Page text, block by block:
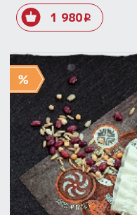
1 980i